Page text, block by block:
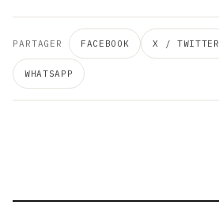
PARTAGER FACEBOOK X / TWITTER
WHATSAPP